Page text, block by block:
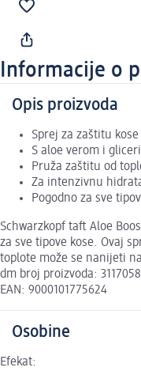
Informacije o
Opis proizvoda
Sprej za zaštitu
S aloe verom i
Pruža zaštitu od
Za intenzivnu
Pogodno za sve
Schwarzkopf taft Aloe
za sve tipove kose. Ovaj
toplote može se nanijeti
dm broj proizvoda: 3117058
EAN: 9000101775624
Osobine
Efekat: